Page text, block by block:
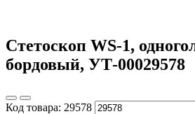
Стетоскоп WS-1,
бордовый, УТ-00029578
Код товара: 29578